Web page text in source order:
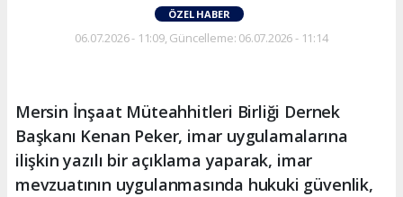
ÖZEL HABER
06.07.2026 - 11:09, Güncelleme: 06.07.2026 - 11:14
Mersin İnşaat Müteahhitleri Birliği Dernek
Başkanı Kenan Peker, imar uygulamalarına
ilişkin yazılı bir açıklama yaparak, imar
mevzuatının uygulanmasında hukuki güvenlik,